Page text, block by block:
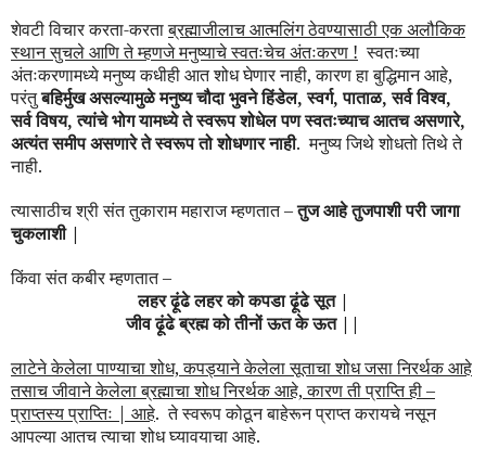
शेवटी विचार करता-करताब्रह्माजीलाच आत्मलिंग ठेवण्यासाठी एक अलौकिक
स्थान सुचले आणि ते म्हणजे मनुष्याचे स्वतःचेच अंतःकरण ! स्वतःच्या
अंतःकरणामध्ये मनुष्य कधीही आत शोध घेणार नाही, कारण हा बुद्धिमान आहे,
परंतुबहिर्मुख असल्यामुळे मनुष्य चौदा भुवने हिंडेल, स्वर्ग, पाताळ, सर्व विश्व,
सर्व विषय, त्यांचे भोग यामध्ये ते स्वरूप शोधेल पण स्वतःच्याच आतच असणारे,
अत्यंत समीप असणारे ते स्वरूप तो शोधणार नाही. मनुष्य जिथे शोधतो तिथे ते
नाही.
त्यासाठीच श्री संत तुकाराम महाराज म्हणतात –तुज आहे तुजपाशी परी जागा
चुकलाशी |
किंवा संत कबीर म्हणतात –
लहर ढ़ूंढे लहर को कपडा ढ़ूंढे सूत |
जीव ढ़ूंढे ब्रह्म को तीनों ऊत के ऊत ||
लाटेने केलेला पाण्याचा शोध, कपड्याने केलेला सूताचा शोध जसा निरर्थक आहे
तसाच जीवाने केलेला ब्रह्माचा शोध निरर्थक आहे, कारण ती प्राप्ति ही –
प्राप्तस्य प्राप्तिः | आहे. ते स्वरूप कोठून बाहेरून प्राप्त करायचे नसून
आपल्या आतच त्याचा शोध घ्यावयाचा आहे.